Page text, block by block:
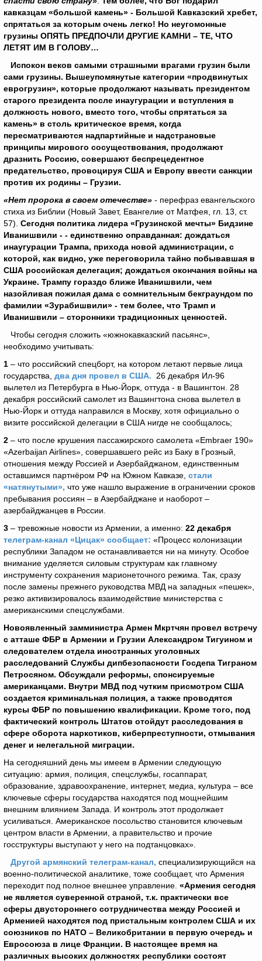
кавказцам «большой камень» - Большой Кавказский хребет,
спрятаться за которым очень легко! Но неугомонные
грузины ОПЯТЬ ПРЕДПОЧЛИ ДРУГИЕ КАМНИ – ТЕ, ЧТО
ЛЕТЯТ ИМ В ГОЛОВУ…
Испокон веков самыми страшными врагами грузин были
сами грузины. Вышеупомянутые категории «продвинутых
еврогрузин», которые продолжают называть президентом
старого президента после инаугурации и вступления в
должность нового, вместо того, чтобы спрятаться за
камень» в столь критическое время, когда
пересматриваются надпартийные и надстрановые
принципы мирового сосуществования, продолжают
дразнить Россию, совершают беспрецедентное
предательство, провоцируя США и Европу ввести санкции
против их родины – Грузии.
«Нет пророка в своем отечестве» - перефраз евангельского
стиха из Библии (Новый Завет, Евангелие от Матфея, гл. 13, ст.
57). Сегодня политика лидера «Грузинской мечты» Бидзине
Иванишвили - - единственно оправданная: дождаться
инаугурации Трампа, прихода новой администрации, с
которой, как видно, уже переговорила тайно побывавшая в
США российская делегация; дождаться окончания войны на
Украине. Трампу гораздо ближе Иванишвили, чем
назойливая пожилая дама с сомнительным бекграундом по
фамилии «Зурабишвили» - тем более, что Трамп и
Иванишвили – сторонники традиционных ценностей.
Чтобы сегодня сложить «южнокавказский пасьянс»,
необходимо учитывать:
1 – что российский спецборт, на котором летают первые лица
государства, два дня провел в США. 26 декабря Ил-96
вылетел из Петербурга в Нью-Йорк, оттуда - в Вашингтон. 28
декабря российский самолет из Вашингтона снова вылетел в
Нью-Йорк и оттуда направился в Москву, хотя официально о
визите российской делегации в США нигде не сообщалось;
2 – что после крушения пассажирского самолета «Embraer 190»
«Azerbaijan Airlines», совершавшего рейс из Баку в Грозный,
отношения между Россией и Азербайджаном, единственным
оставшимся партнёром РФ на Южном Кавказе, стали
«натянутыми», что уже нашло выражение в ограничении сроков
пребывания россиян – в Азербайджане и наоборот –
азербайджанцев в России.
3 – тревожные новости из Армении, а именно: 22 декабря
телеграм-канал «Цицак» сообщает: «Процесс колонизации
республики Западом не останавливается ни на минуту. Особое
внимание уделяется силовым структурам как главному
инструменту сохранения марионеточного режима. Так, сразу
после замены прежнего руководства МВД на западных «пешек»,
резко активизировалось взаимодействие министерства с
американскими спецслужбами.
Новоявленный замминистра Армен Мкртчян провел встречу
с атташе ФБР в Армении и Грузии Александром Тигуином и
следователем отдела иностранных уголовных
расследований Службы дипбезопасности Госдепа Тиграном
Петросяном. Обсуждали реформы, спонсируемые
американцами. Внутри МВД под чутким присмотром США
создается криминальная полиция, а также проводятся
курсы ФБР по повышению квалификации. Кроме того, под
фактический контроль Штатов отойдут расследования в
сфере оборота наркотиков, киберпреступности, отмывания
денег и нелегальной миграции.
На сегодняшний день мы имеем в Армении следующую
ситуацию: армия, полиция, спецслужбы, госаппарат,
образование, здравоохранение, интернет, медиа, культура – все
ключевые сферы государства находятся под мощнейшим
внешним влиянием Запада. И контроль этот продолжает
усиливаться. Американское посольство становится ключевым
центром власти в Армении, а правительство и прочие
госструктуры выступают у него на подтанцовках».
Другой армянский телеграм-канал, специализирующийся на
военно-политической аналитике, тоже сообщает, что Армения
переходит под полное внешнее управление. «Армения сегодня
не является суверенной страной, т.к. практически все
сферы двустороннего сотрудничества между Россией и
Арменией находятся под пристальным контролем США и их
союзников по НАТО – Великобритании в первую очередь и
Евросоюза в лице Франции. В настоящее время на
различных высоких должностях республики состоят